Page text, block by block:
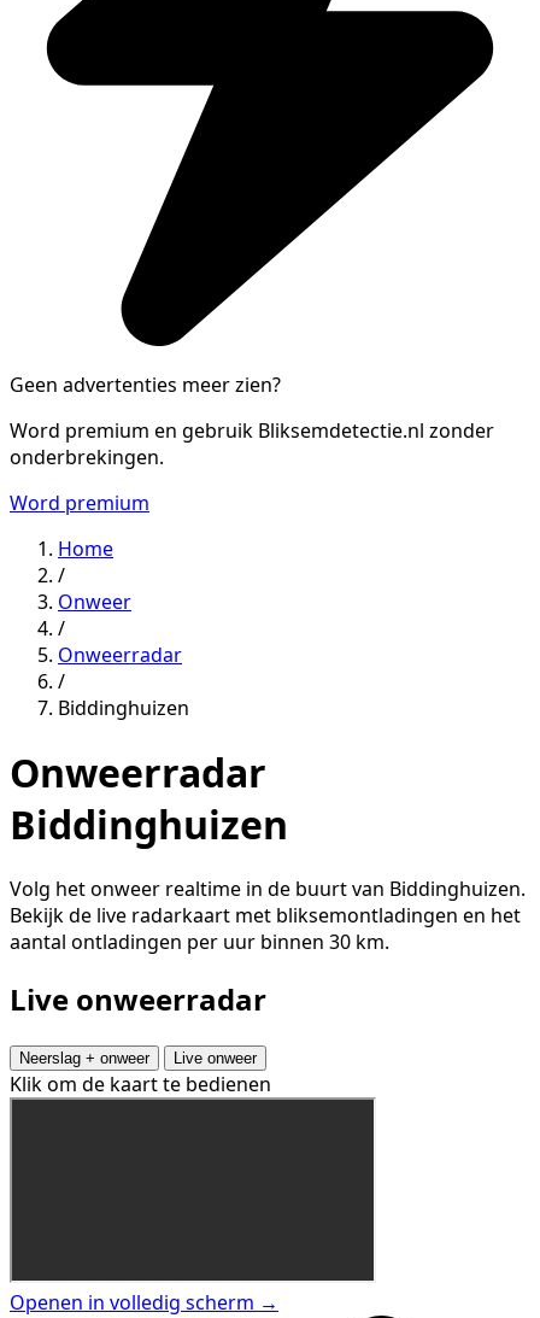
Geen advertenties meer zien?
Word premium en gebruik Bliksemdetectie.nl zonder
onderbrekingen.
Word premium
Home
/
Onweer
/
Onweerradar
/
Biddinghuizen
Onweerradar
Biddinghuizen
Volg het onweer realtime in de buurt van Biddinghuizen.
Bekijk de live radarkaart met bliksemontladingen en het
aantal ontladingen per uur binnen 30 km.
Live onweerradar
Neerslag + onweer Live onweer
Klik om de kaart te bedienen
Openen in volledig scherm →